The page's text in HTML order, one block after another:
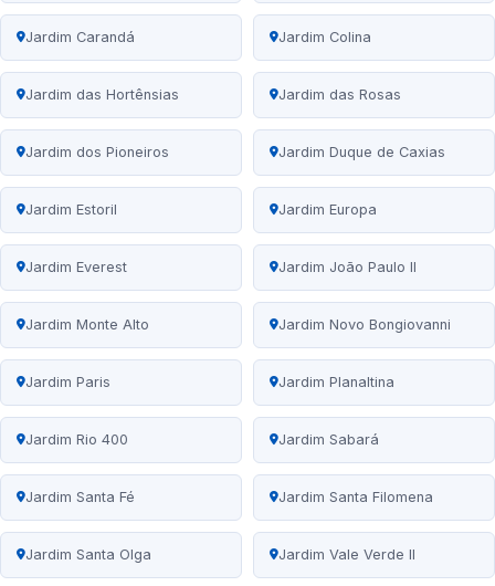
Jardim Carandá Jardim Colina
Jardim das Hortênsias Jardim das Rosas
Jardim dos Pioneiros Jardim Duque de Caxias
Jardim Estoril Jardim Europa
Jardim Everest Jardim João Paulo II
Jardim Monte Alto Jardim Novo Bongiovanni
Jardim Paris Jardim Planaltina
Jardim Rio 400 Jardim Sabará
Jardim Santa Fé Jardim Santa Filomena
Jardim Santa Olga Jardim Vale Verde II